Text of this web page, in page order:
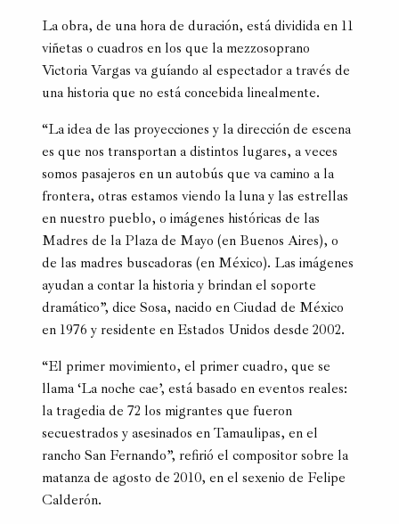
La obra, de una hora de duración, está dividida en 11
viñetas o cuadros en los que la mezzosoprano
Victoria Vargas va guíando al espectador a través de
una historia que no está concebida linealmente.
“La idea de las proyecciones y la dirección de escena
es que nos transportan a distintos lugares, a veces
somos pasajeros en un autobús que va camino a la
frontera, otras estamos viendo la luna y las estrellas
en nuestro pueblo, o imágenes históricas de las
Madres de la Plaza de Mayo (en Buenos Aires), o
de las madres buscadoras (en México). Las imágenes
ayudan a contar la historia y brindan el soporte
dramático”, dice Sosa, nacido en Ciudad de México
en 1976 y residente en Estados Unidos desde 2002.
“El primer movimiento, el primer cuadro, que se
llama ‘La noche cae’, está basado en eventos reales:
la tragedia de 72 los migrantes que fueron
secuestrados y asesinados en Tamaulipas, en el
rancho San Fernando”, refirió el compositor sobre la
matanza de agosto de 2010, en el sexenio de Felipe
Calderón.